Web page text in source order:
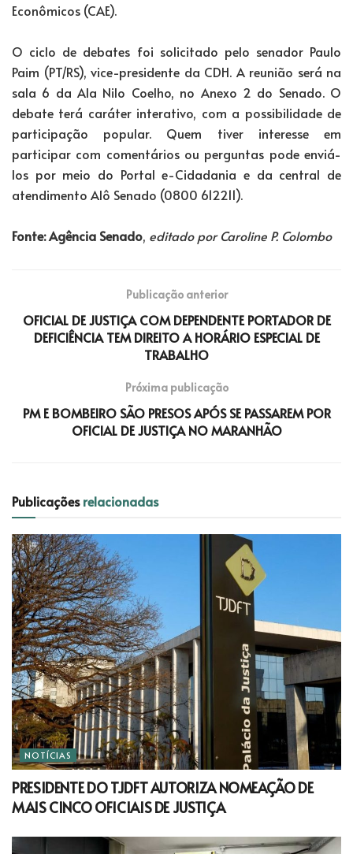
Econômicos (CAE).
O ciclo de debates foi solicitado pelo senador Paulo
Paim (PT/RS), vice-presidente da CDH. A reunião será na
sala 6 da Ala Nilo Coelho, no Anexo 2 do Senado. O
debate terá caráter interativo, com a possibilidade de
participação popular. Quem tiver interesse em
participar com comentários ou perguntas pode enviá-
los por meio do Portal e-Cidadania e da central de
atendimento Alô Senado (0800 612211).
Fonte: Agência Senado, editado por Caroline P. Colombo
Publicação anterior
OFICIAL DE JUSTIÇA COM DEPENDENTE PORTADOR DE
DEFICIÊNCIA TEM DIREITO A HORÁRIO ESPECIAL DE
TRABALHO
Próxima publicação
PM E BOMBEIRO SÃO PRESOS APÓS SE PASSAREM POR
OFICIAL DE JUSTIÇA NO MARANHÃO
Publicaçõesrelacionadas
NOTÍCIAS
PRESIDENTE DO TJDFT AUTORIZA NOMEAÇÃO DE
MAIS CINCO OFICIAIS DE JUSTIÇA